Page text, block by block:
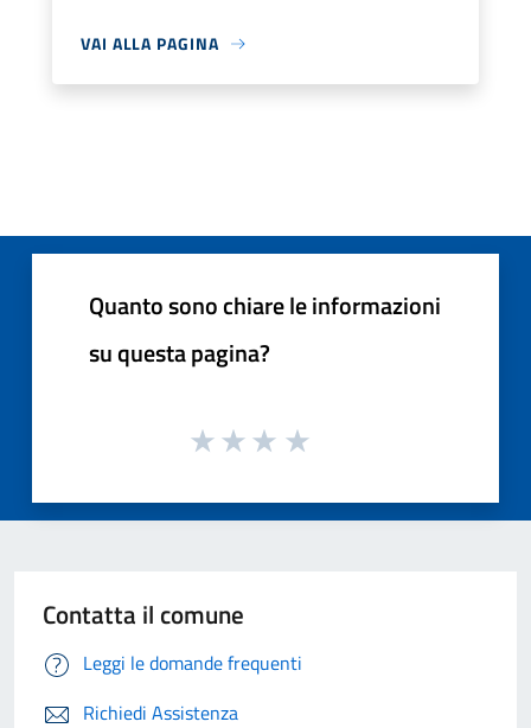
VAI ALLA PAGINA
Quanto sono chiare le informazioni
su questa pagina?
Contatta il comune
Leggi le domande frequenti
Richiedi Assistenza